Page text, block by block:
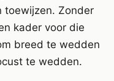
toewijzen. Zonder
kader voor die
breed te wedden
te wedden.